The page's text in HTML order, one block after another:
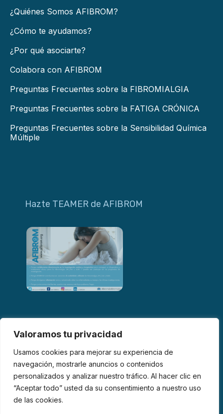
Valoramos tu privacidad
Usamos cookies para mejorar su experiencia de
navegación, mostrarle anuncios o contenidos
personalizados y analizar nuestro tráfico. Al hacer clic en
“Aceptar todo” usted da su consentimiento a nuestro uso
de las cookies.
¿Quiénes Somos AFIBROM?
¿Cómo te ayudamos?
¿Por qué asociarte?
Colabora con AFIBROM
Preguntas Frecuentes sobre la FIBROMIALGIA
Preguntas Frecuentes sobre la FATIGA CRÓNICA
Preguntas Frecuentes sobre la Sensibilidad Química
Múltiple
Hazte TEAMER de AFIBROM
© 2026 AFIBROM. Todos los derechos reservados.